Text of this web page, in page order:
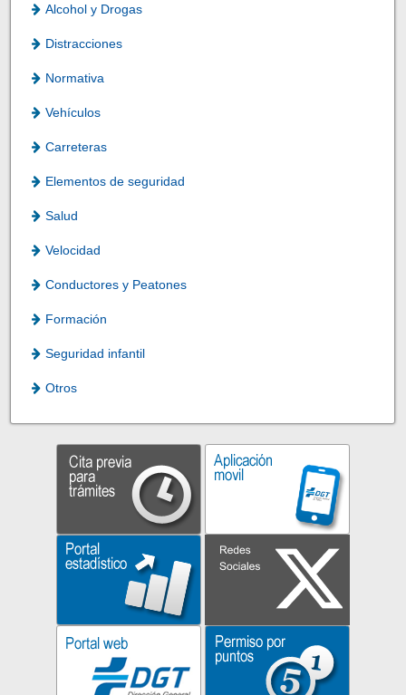
Alcohol y Drogas
Distracciones
Normativa
Vehículos
Carreteras
Elementos de seguridad
Salud
Velocidad
Conductores y Peatones
Formación
Seguridad infantil
Otros